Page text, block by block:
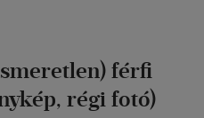
férfi
régi fotó)